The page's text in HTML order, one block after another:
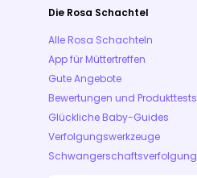
Die Rosa Schachtel
Alle Rosa Schachteln
App für Müttertreffen
Gute Angebote
Bewertungen und Produkttests
Glückliche Baby-Guides
Verfolgungswerkzeuge
Schwangerschaftsverfolgung